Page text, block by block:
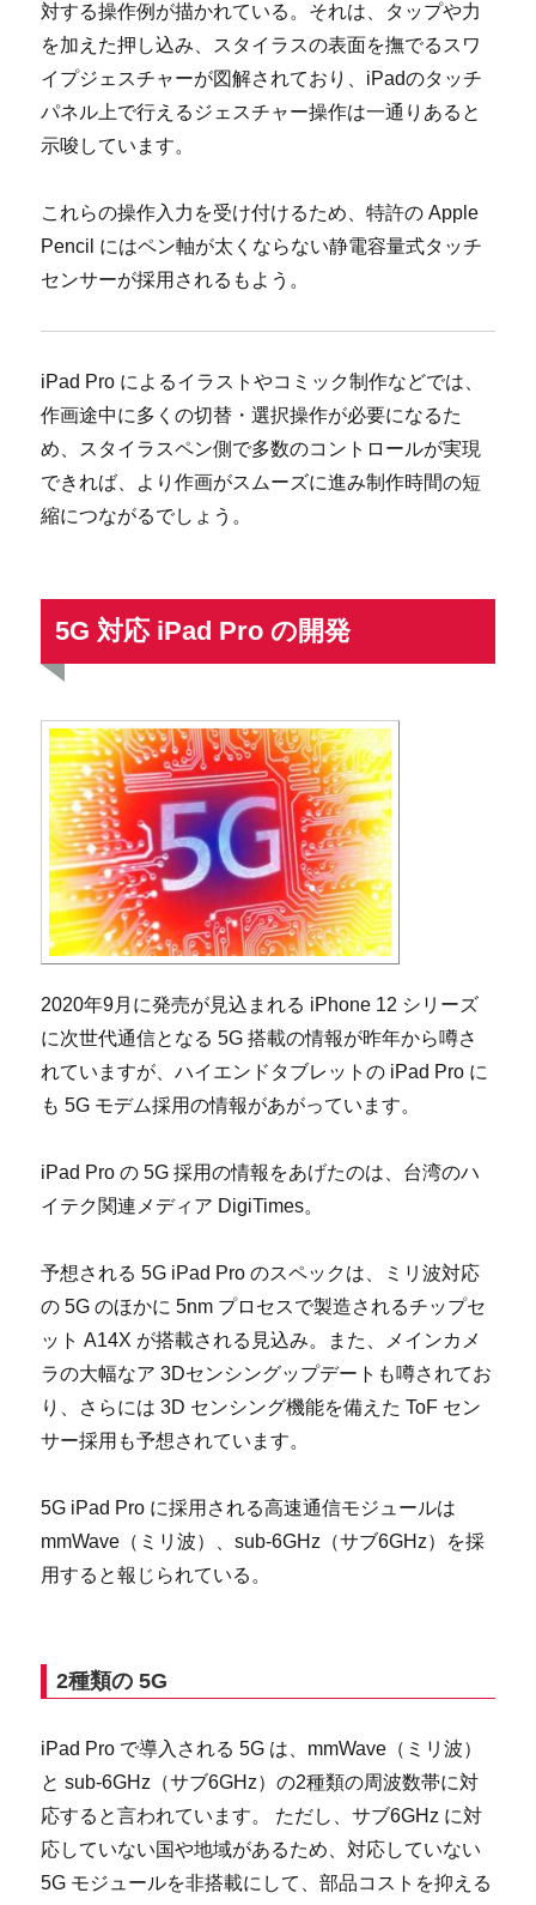
対する操作例が描かれている。それは、タップや力
を加えた押し込み、スタイラスの表面を撫でるスワ
イプジェスチャーが図解されており、iPadのタッチ
パネル上で行えるジェスチャー操作は一通りあると
示唆しています。
これらの操作入力を受け付けるため、特許の Apple
Pencil にはペン軸が太くならない静電容量式タッチ
センサーが採用されるもよう。
iPad Pro によるイラストやコミック制作などでは、
作画途中に多くの切替・選択操作が必要になるた
め、スタイラスペン側で多数のコントロールが実現
できれば、より作画がスムーズに進み制作時間の短
縮につながるでしょう。
5G 対応 iPad Pro の開発
2020年9月に発売が見込まれる iPhone 12 シリーズ
に次世代通信となる 5G 搭載の情報が昨年から噂さ
れていますが、ハイエンドタブレットの iPad Pro に
も 5G モデム採用の情報があがっています。
iPad Pro の 5G 採用の情報をあげたのは、台湾のハ
イテク関連メディア DigiTimes。
予想される 5G iPad Pro のスペックは、ミリ波対応
の 5G のほかに 5nm プロセスで製造されるチップセ
ット A14X が搭載される見込み。また、メインカメ
ラの大幅なア 3Dセンシングップデートも噂されてお
り、さらには 3D センシング機能を備えた ToF セン
サー採用も予想されています。
5G iPad Pro に採用される高速通信モジュールは
mmWave（ミリ波）、sub-6GHz（サブ6GHz）を採
用すると報じられている。
2種類の 5G
iPad Pro で導入される 5G は、mmWave（ミリ波）
と sub-6GHz（サブ6GHz）の2種類の周波数帯に対
応すると言われています。 ただし、サブ6GHz に対
応していない国や地域があるため、対応していない
5G モジュールを非搭載にして、部品コストを抑える